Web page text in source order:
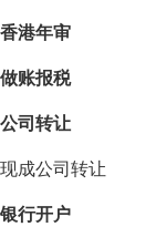
香港年审
做账报税
公司转让
现成公司转让
银行开户